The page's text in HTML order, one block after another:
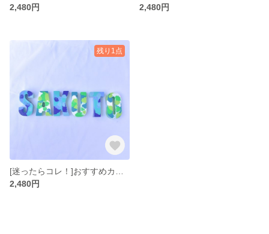
2,480円
2,480円
残り1点
2,480円